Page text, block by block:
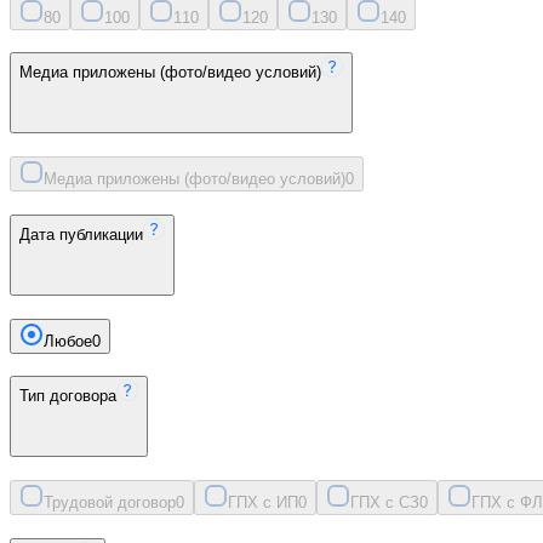
80 100 11 0 120 130 140
Медиа приложены (фото/видео условий)
Медиа приложены (фото/видео условий)0
Дата публикации
Любое0
Тип договора
Трудовой договор0 ГПХ с ИП0 ГПХ с СЗ0 ГПХ с ФЛ